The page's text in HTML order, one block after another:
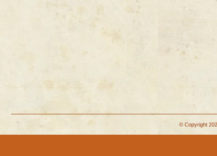
© Copyright